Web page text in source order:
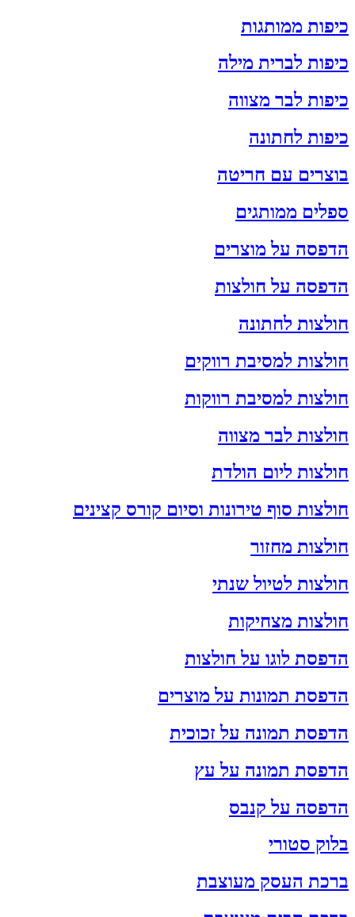
כיפות ממותגות
כיפות לברית מילה
כיפות לבר מצווה
כיפות לחתונה
בוצרים עם חריטה
ספלים ממותגים
הדפסה על מוצרים
הדפסה על חולצות
חולצות לחתונה
חולצות למסיבת רווקים
חולצות למסיבת רווקות
חולצות לבר מצווה
חולצות ליום הולדת
חולצות סוף טירונות וסיום קורס קצינים
חולצות מחזור
חולצות לטיול שנתי
חולצות מצחיקות
הדפסת לוגו על חולצות
הדפסת תמונות על מוצרים
הדפסת תמונה על זכוכית
הדפסת תמונה על עץ
הדפסה על קנבס
בלוק סטורי
ברכת העסק מעוצבת